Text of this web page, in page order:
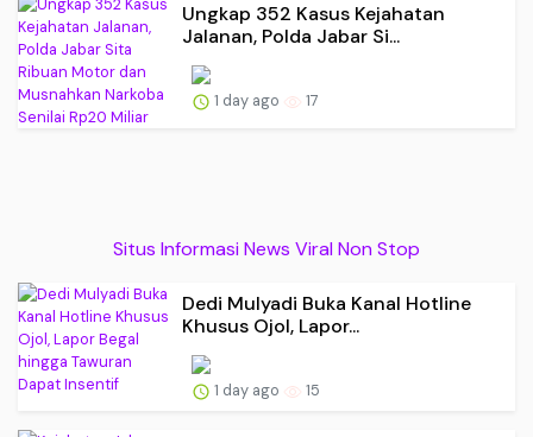
Ungkap 352 Kasus Kejahatan
Jalanan, Polda Jabar Si...
1 day ago 17
Situs Informasi News Viral Non Stop
Dedi Mulyadi Buka Kanal Hotline
Khusus Ojol, Lapor...
1 day ago 15